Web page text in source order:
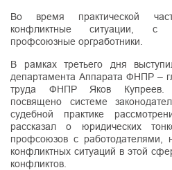
Во время практической
конфликтные ситуации, с
профсоюзные оргработники.
В рамках третьего дня
департамента Аппарата ФНПР –
труда ФНПР Яков Купреев.
посвящено системе
судебной практике
рассказал о юридических
профсоюзов с работодателями,
конфликтных ситуаций в этой
конфликтов.